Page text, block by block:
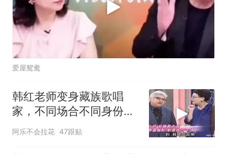
爱屋鸳鸯
韩红老师变身藏族歌唱
家，不同场合不同身份随
时运用
阿乐不会拉花 47跟贴